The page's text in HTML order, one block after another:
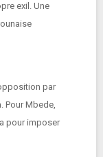
exil. Une
par
Pour Mbede,
pour imposer